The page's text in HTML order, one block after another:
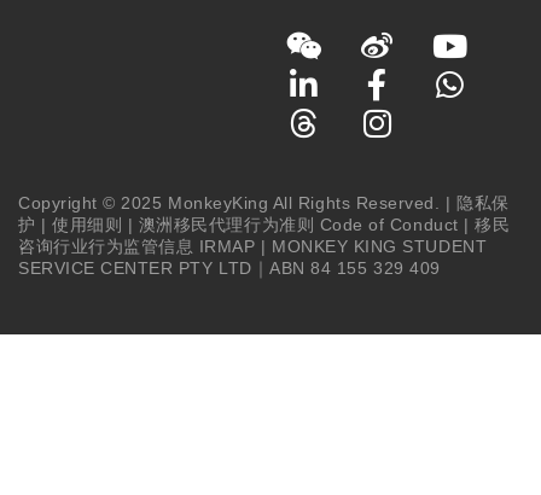
Copyright © 2025 MonkeyKing All Rights Reserved. | 隐私保
护 |使用细则 | 澳洲移民代理行为准则 Code of Conduct |移民
咨询行业行为监管信息 IRMAP | MONKEY KING STUDENT
SERVICE CENTER PTY LTD｜ABN 84 155 329 409